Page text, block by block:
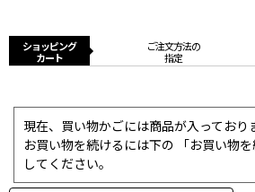
ショッピング
カート
ご注文方法の
指定
現在、買い物かごには商品が入っており
お買い物を続けるには下の 「お買い物
してください。